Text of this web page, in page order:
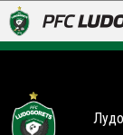
LUDOGORETS TV